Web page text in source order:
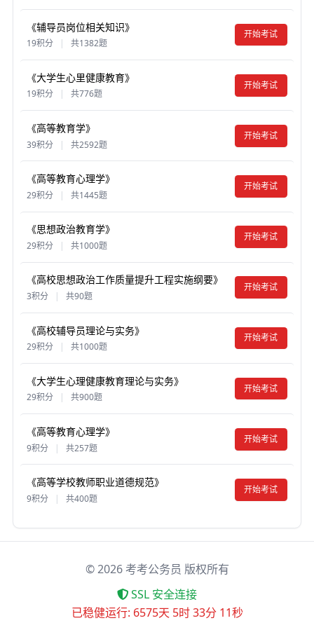
《辅导员岗位相关知识》
19积分 | 共1382题
开始考试
《大学生心里健康教育》
19积分 | 共776题
开始考试
《高等教育学》
39积分 | 共2592题
开始考试
《高等教育心理学》
29积分 | 共1445题
开始考试
《思想政治教育学》
29积分 | 共1000题
开始考试
《高校思想政治工作质量提升工程实施纲要》
3积分 | 共90题
开始考试
《高校辅导员理论与实务》
29积分 | 共1000题
开始考试
《大学生心理健康教育理论与实务》
29积分 | 共900题
开始考试
《高等教育心理学》
9积分 | 共257题
开始考试
《高等学校教师职业道德规范》
9积分 | 共400题
开始考试
©2026考考公务员 版权所有
SSL 安全连接
已稳健运行: 6575天 5时 33分 11秒